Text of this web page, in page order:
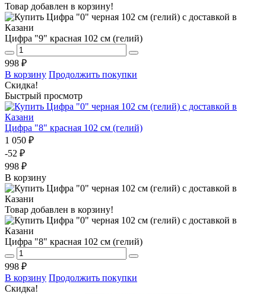
Товар добавлен в корзину!
Цифра "9" красная 102 см (гелий)
998 ₽
В корзину Продолжить покупки
Скидка!
Быстрый просмотр
Цифра "8" красная 102 см (гелий)
1 050 ₽
-52 ₽
998 ₽
В корзину
Товар добавлен в корзину!
Цифра "8" красная 102 см (гелий)
998 ₽
В корзину Продолжить покупки
Скидка!